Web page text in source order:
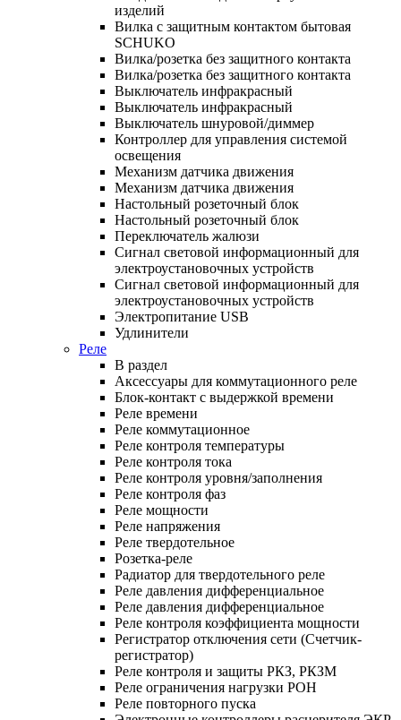
изделий
Вилка с защитным контактом бытовая
SCHUKO
Вилка/розетка без защитного контакта
Вилка/розетка без защитного контакта
Выключатель инфракрасный
Выключатель инфракрасный
Выключатель шнуровой/диммер
Контроллер для управления системой
освещения
Механизм датчика движения
Механизм датчика движения
Настольный розеточный блок
Настольный розеточный блок
Переключатель жалюзи
Сигнал световой информационный для
электроустановочных устройств
Сигнал световой информационный для
электроустановочных устройств
Электропитание USB
Удлинители
Реле
В раздел
Аксессуары для коммутационного реле
Блок-контакт с выдержкой времени
Реле времени
Реле коммутационное
Реле контроля температуры
Реле контроля тока
Реле контроля уровня/заполнения
Реле контроля фаз
Реле мощности
Реле напряжения
Реле твердотельное
Розетка-реле
Радиатор для твердотельного реле
Реле давления дифференциальное
Реле давления дифференциальное
Реле контроля коэффициента мощности
Регистратор отключения сети (Счетчик-
регистратор)
Реле контроля и защиты РКЗ, РКЗМ
Реле ограничения нагрузки РОН
Реле повторного пуска